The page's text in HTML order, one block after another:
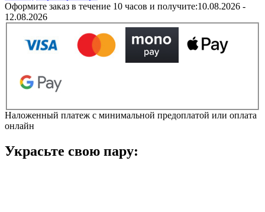
Blossom
арт.
205434
Крокс
жіночі
кількість
Оформите заказ в течение 10 часов и получите:10.08.2026 -
12.08.2026
Наложенный платеж с минимальной предоплатой или оплата
онлайн
Украсьте свою пару: